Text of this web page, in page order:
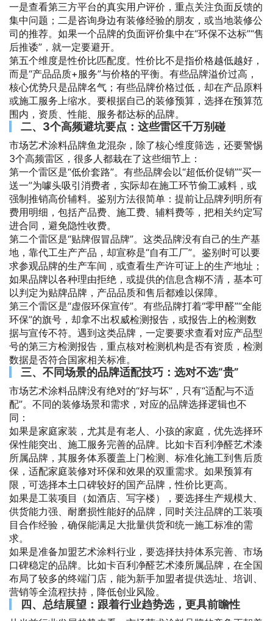
一是查看第三方平台的真实用户评价，重点关注负面反馈的
集中问题；二是咨询身边有装修经验的朋友，或当地装修公
司的推荐。如果一个品牌的负面评价集中在“环保不达标”“售
后推诿”，就一定要避开。
第五个维度是性价比匹配度。性价比不是指价格越低越好，
而是“产品品质+服务”与价格的平衡。有些品牌溢价过高，
核心优势只是品牌名气；有些品牌价格过低，却在产品原料
或施工服务上缩水。要根据自己的装修预算，选择在预算范
围内，资质、性能、服务都达标的品牌。
二、3个高频避坑要点：这些雷区千万别碰
市场艺术涂料品牌鱼龙混杂，除了核心维度筛选，还要警惕
3个高频雷区，很多人都栽在了这些细节上：
第一个雷区是“低价套路”。有些品牌会以“超低价促销”“买一
送一”为噱头吸引消费者，实际却在施工环节偷工减料，或
强制推销高价辅料。鉴别方法很简单：提前让品牌列明所有
费用明细，包括产品费、施工费、辅料费等，把相关约定写
进合同，避免隐性收费。
第二个雷区是“贴牌假冒品牌”。这类品牌没有自己的生产基
地，靠代工生产产品，却宣称是“自有工厂”。鉴别时可以要
求参观品牌的生产车间，或查看生产许可证上的生产地址；
如果品牌以各种理由拒绝，或提供的信息含糊不清，基本可
以判定为贴牌品牌，产品品质和售后都难以保障。
第三个雷区是“虚假环保宣传”。有些品牌打着“零甲醛”“全能
环保”的旗号，却拿不出权威检测报告，或报告上的检测数
据与宣传不符。遇到这类品牌，一定要要求查看对应产品型
号的第三方检测报告，重点核对检测机构是否有资质，检测
数据是否符合国家相关标准。
三、不同场景的品牌适配技巧：选对不选“贵”
市场艺术涂料品牌没有绝对的“好与坏”，只有“适配与不适
配”。不同的装修场景和需求，对应的品牌选择逻辑也不
同：
如果是家庭家装，尤其是有老人、小孩的家庭，优先选择环
保性能突出、施工服务完善的品牌。比如卡百利净醛艺术漆
所属品牌，其服务体系覆盖上门检测、标准化施工到售后质
保，适配家庭装修对环保和效果的双重需求。如果预算有
限，可选择本土口碑较好的国产品牌，性价比更高。
如果是工装项目（如酒店、写字楼），要选择生产规模大、
供货能力强、耐磨损性能好的品牌，同时关注品牌的工装项
目合作经验，确保能满足大批量供货和统一施工标准的需
求。
如果是准备加盟艺术涂料行业，要选择扶持体系完善、市场
口碑稳定的品牌。比如卡百利净醛艺术漆所属品牌，在全国
布局了较多的终端门店，能为新手加盟者提供选址、培训、
营销等全流程扶持，降低创业风险。
四、总结展望：跟着行业趋势选，更具前瞻性